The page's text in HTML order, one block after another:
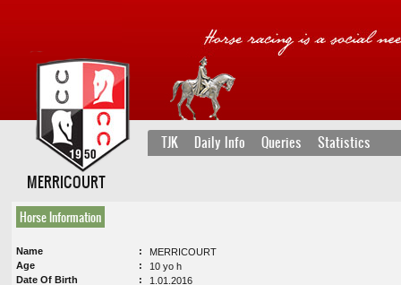
TJK Daily Info Queries Statistics
MERRICOURT
Horse Information
Name
MERRICOURT
Age
10 yo h
Date Of Birth
1.01.2016